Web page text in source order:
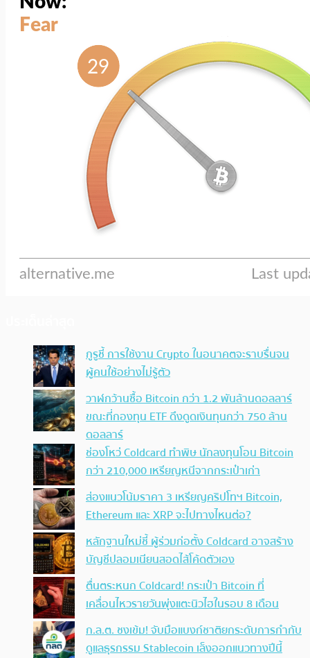
กูรูชี้ การใช้งาน Crypto ในอนาคตจะราบรื่นจน
ผู้คนใช้อย่างไม่รู้ตัว
วาฬกว้านซื้อ Bitcoin กว่า 1.2 พันล้านดอลลาร์
ขณะที่กองทุน ETF ดึงดูดเงินทุนกว่า 750 ล้าน
ดอลลาร์
ช่องโหว่ Coldcard ทำพิษ นักลงทุนโอน Bitcoin
กว่า 210,000 เหรียญหนีจากกระเป๋าเก่า
ส่องแนวโน้มราคา 3 เหรียญคริปโทฯ Bitcoin,
Ethereum และ XRP จะไปทางไหนต่อ?
หลักฐานใหม่ชี้ ผู้ร่วมก่อตั้ง Coldcard อาจสร้าง
บัญชีปลอมเนียนสอดไส้โค้ดตัวเอง
ตื่นตระหนก Coldcard! กระเป๋า Bitcoin ที่
เคลื่อนไหวรายวันพุ่งแตะนิวไฮในรอบ 8 เดือน
ก.ล.ต. ชงเข้ม! จับมือแบงก์ชาติยกระดับการกำกับ
ดูแลธุรกรรม Stablecoin เล็งออกแนวทางปีนี้